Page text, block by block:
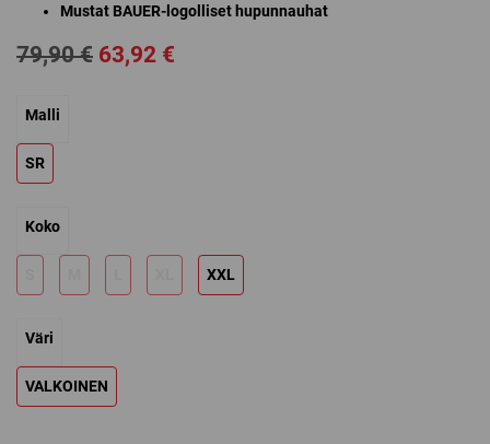
Mustat BAUER-logolliset hupunnauhat
79,90€ Alkuperäinen
63,92 €
Malli
SR
Koko
XXL
Väri
VALKOINEN